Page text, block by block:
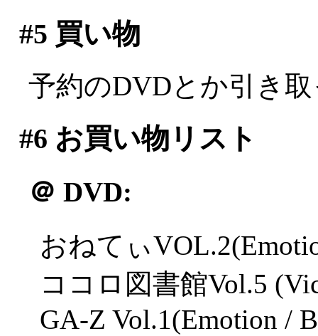
#5 買い物
予約のDVDとか引き
#6 お買い物リスト
＠ DVD:
おねてぃ
ココロ図書館Vol.5
GA-Z Vol.1(Emotion /